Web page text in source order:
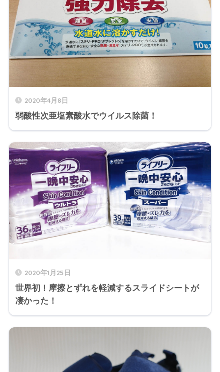
2020年4月8日
弱酸性次亜塩素酸水でウイルス除菌！
2020年1月25日
世界初！摩擦とずれを軽減するスライドシートが
凄かった！